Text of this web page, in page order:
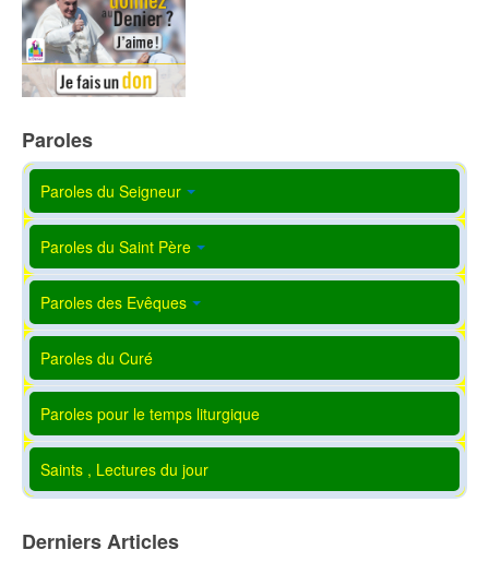
Paroles
Paroles du Seigneur
Paroles du Saint Père
Paroles des Evêques
Paroles du Curé
Paroles pour le temps liturgique
Saints , Lectures du jour
Derniers Articles